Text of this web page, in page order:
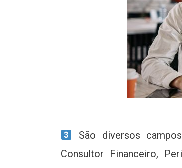
São diversos
Consultor Financeiro,